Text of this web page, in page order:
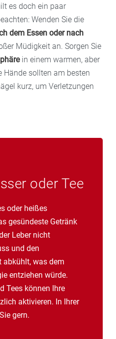
es doch ein paar
Wenden Sie die
dem Essen oder nach
Müdigkeit an. Sorgen Sie
in einem warmen, aber
Hände sollten am besten
kurz, um Verletzungen
oder Tee
oder heißes
gesündeste Getränk
Leber nicht
und den
abkühlt, was dem
entziehen würde.
Tees können Ihre
aktivieren. In Ihrer
gern.